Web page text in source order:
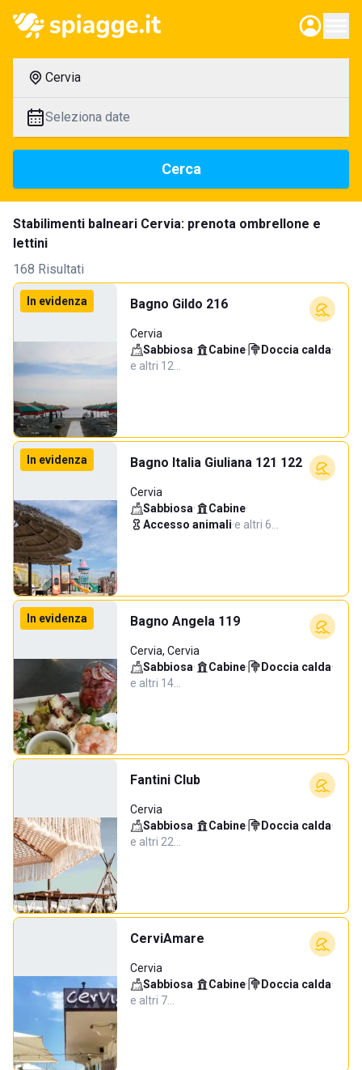
Cervia
Seleziona date
Cerca
Stabilimenti balneari Cervia: prenota ombrellone e
lettini
168 Risultati
In evidenza Bagno Gildo 216
Cervia
Sabbiosa· Cabine· Doccia calda·
e altri 12…
In evidenza Bagno Italia Giuliana 121 122
Cervia
Sabbiosa· Cabine·
Accesso animali·e altri 6…
In evidenza Bagno Angela 119
Cervia, Cervia
Sabbiosa· Cabine· Doccia calda·
e altri 14…
Fantini Club
Cervia
Sabbiosa· Cabine· Doccia calda·
e altri 22…
CerviAmare
Cervia
Sabbiosa· Cabine· Doccia calda·
e altri 7…